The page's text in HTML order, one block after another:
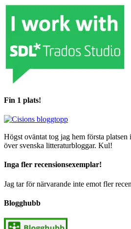
Fin 1 plats!
Högst oväntat tog jag hem första
över svenska litteraturbloggar. Kul!
Inga fler recensionsexemplar!
Jag tar för närvarande inte emot fler
Blogghubb